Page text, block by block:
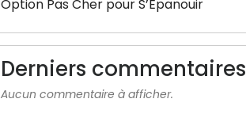
Option Pas Cher pour S’Épanouir
Derniers commentaires
Aucun commentaire à afficher.